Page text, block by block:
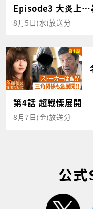
Episode3 大炎上…
8月5日(水)放送分
第4話 超戦慄展開
8月7日(金)放送分
公式